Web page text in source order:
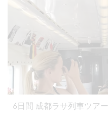
6日間 成都ラサ列車ツアー